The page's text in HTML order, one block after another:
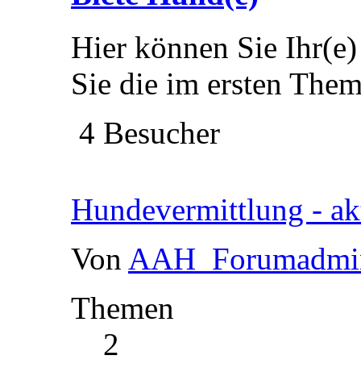
Hier können Sie
Sie die im ersten
4 Besucher
Hundevermittlung -
Von
Themen
2